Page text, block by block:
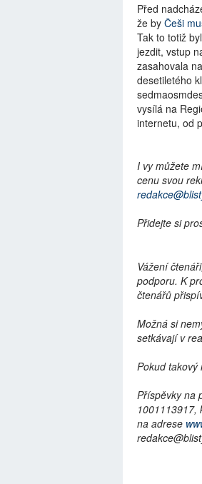
Před
že by Češi
Tak to totiž
jezdit, vstup
zasahovala
desetiletého
vysílá na
internetu, od
I vy můžete
cenu svou
Přidejte si
Vážení čtenáři,
podporu. K
čtenářů
Možná si
setkávají v
Pokud takový
Příspěvky na
na adrese